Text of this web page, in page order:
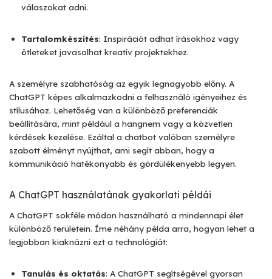
válaszokat adni.
Tartalomkészítés: Inspirációt adhat írásokhoz vagy
ötleteket javasolhat kreatív projektekhez.
A személyre szabhatóság az egyik legnagyobb előny. A
ChatGPT képes alkalmazkodni a felhasználó igényeihez és
stílusához. Lehetőség van a különböző preferenciák
beállítására, mint például a hangnem vagy a közvetlen
kérdések kezelése. Ezáltal a chatbot valóban személyre
szabott élményt nyújthat, ami segít abban, hogy a
kommunikáció hatékonyabb és gördülékenyebb legyen.
A ChatGPT használatának gyakorlati példái
A ChatGPT sokféle módon használható a mindennapi élet
különböző területein. Íme néhány példa arra, hogyan lehet a
legjobban kiaknázni ezt a technológiát:
Tanulás és oktatás: A ChatGPT segítségével gyorsan